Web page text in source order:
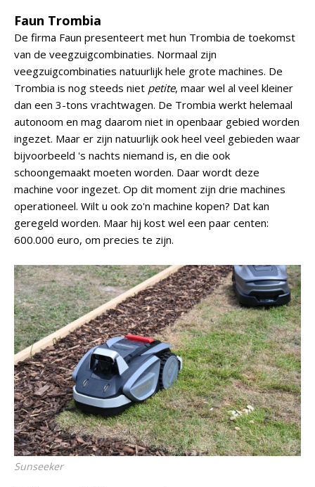
Faun Trombia
De firma Faun presenteert met hun Trombia de toekomst
van de veegzuigcombinaties. Normaal zijn
veegzuigcombinaties natuurlijk hele grote machines. De
Trombia is nog steeds niet petite, maar wel al veel kleiner
dan een 3-tons vrachtwagen. De Trombia werkt helemaal
autonoom en mag daarom niet in openbaar gebied worden
ingezet. Maar er zijn natuurlijk ook heel veel gebieden waar
bijvoorbeeld 's nachts niemand is, en die ook
schoongemaakt moeten worden. Daar wordt deze
machine voor ingezet. Op dit moment zijn drie machines
operationeel. Wilt u ook zo'n machine kopen? Dat kan
geregeld worden. Maar hij kost wel een paar centen:
600.000 euro, om precies te zijn.
Sunseeker